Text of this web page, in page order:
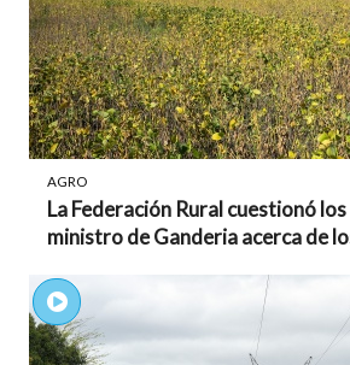
AGRO
La Federación Rural cuestionó
ministro de Ganderia acerca de